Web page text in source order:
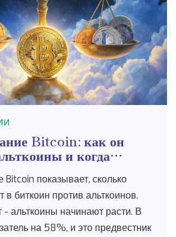
Bitcoin: как он
и когда
показывает, сколько
в биткоин против альткоинов.
- альткоины начинают расти. В
на 58%, и это предвестник